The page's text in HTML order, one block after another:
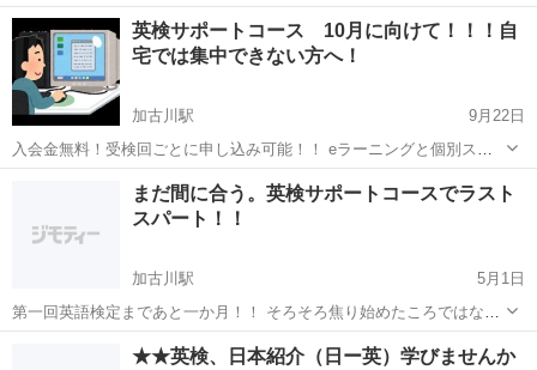
が一番いい方法です。 その学習をどう進めていけばいいのか、それを
具体的に教えるのが、 ソフィア・マンツーマン教室の仕事です。 挑戦
してみませ...
兵庫 加古川市 加古川駅
英検サポートコース 10月に向けて！！！自
宅では集中できない方へ！
加古川駅
9月22日
入会金無料！受検回ごとに申し込み可能！！ eラーニングと個別スケ
ジュール管理により、英検合格をサポートします。 内容は「文法トレ
ーニング」「リスニングトレーニング」「英検レベル診断」 「二次試
験対策」等。パソコンを...
加古川市 加古川駅 英検 家事
まだ間に合う。英検サポートコースでラスト
スパート！！
加古川駅
5月1日
第一回英語検定まであと一か月！！ そろそろ焦り始めたころではない
でしょうか？ でも、お家では誘惑が多くて集中できない っていう学生
さん。 駅近なので、学校帰りに便利です。 是非、カルチャーレストラ
加古川市 加古川駅 英検 カルチャー
★★英検、日本紹介（日ー英）学びませんか